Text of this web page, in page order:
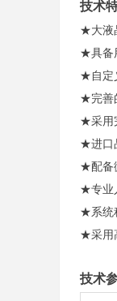
技术
★大液
★具备
★自定
★完善
★采用
★进口
★配备
★专业
★系统
★采用
技术